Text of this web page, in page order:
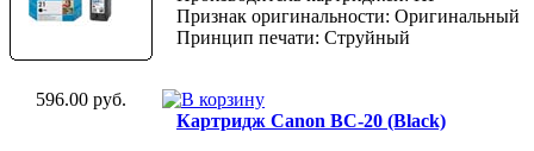
Признак оригинальности: Оригинальный
Принцип печати: Струйный
596.00 руб.
Картридж Canon BC-20 (Black)